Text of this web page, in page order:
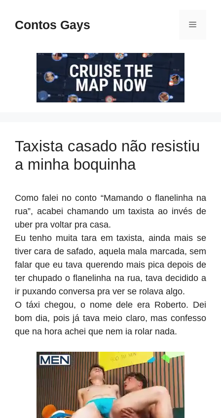
paraContos Gays Menu
Taxista casado não resistiu
a minha boquinha
Como falei no conto “Mamando o flanelinha na
rua”, acabei chamando um taxista ao invés de
uber pra voltar pra casa.
Eu tenho muita tara em taxista, ainda mais se
tiver cara de safado, aquela mala marcada, sem
falar que eu tava querendo mais pica depois de
ter chupado o flanelinha na rua, tava decidido a
ir puxando conversa pra ver se rolava algo.
O táxi chegou, o nome dele era Roberto. Dei
bom dia, pois já tava meio claro, mas confesso
que na hora achei que nem ia rolar nada.